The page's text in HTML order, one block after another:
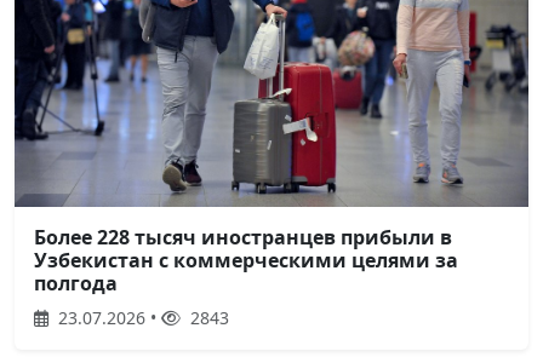
Более 228 тысяч иностранцев прибыли в
Узбекистан с коммерческими целями за
полгода
23.07.2026 • 2843